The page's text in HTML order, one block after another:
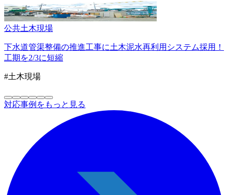
公共土木現場
下水道管渠整備の推進工事に土木泥水再利用システム採用！
工期を2/3に短縮
#土木現場
対応事例をもっと見る